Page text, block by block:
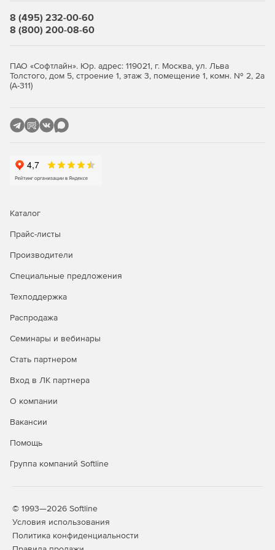
специальная клавиша Copilot, по нажатию которой
запускается помощник на основе искусственного
интеллекта. Разработанный с защитой от случайного
отличается еще более длительным сроком службы.
Кроме того, устройство имеет сертификат ENERGY STAR®
9.0, позволяя снизить эксплуатационные расходы при
Работа без ограничений — реализуйте проекты и
достигайте большего в любом месте
Оцените потенциал наращивания функциональности
этого 16-дюймового ноутбука (16, 8th Gen, Intel) благодаря
работы. Наличие разнообразных портов и разъемов
совместного использования экрана. Кроме того,
бесперебойная коммуникация, а функция
8 (495) 232-00-60
8 (800) 200-08-60
ПАО «Софтлайн». Юр. адрес: 119021, г. Москва, ул. Льва
Толстого, дом 5, строение 1, этаж 3, помещение 1, комн. № 2, 2а
(А-311)
Каталог
Прайс-листы
Производители
Специальные предложения
Техподдержка
Распродажа
Семинары и вебинары
Стать партнером
Вход в ЛК партнера
О компании
Вакансии
Помощь
Группа компаний Softline
© 1993—2026 Softline
Условия использования
Политика конфиденциальности